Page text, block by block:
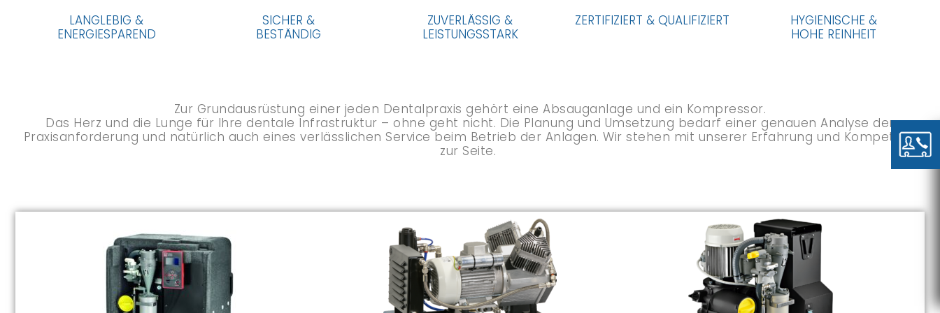
LANGLEBIG &
ENERGIESPAREND
SICHER &
BESTÄNDIG
ZUVERLÄSSIG &
LEISTUNGSSTARK
ZERTIFIZIERT & QUALIFIZIERT
HYGIENISCHE &
HOHE REINHEIT
Zur Grundausrüstung einer jeden Dentalpraxis gehört eine Absauganlage und ein Kompressor.
Das Herz und die Lunge für Ihre dentale Infrastruktur – ohne geht nicht. Die Planung und Umsetzung bedarf einer genauen Analyse der
Praxisanforderung und natürlich auch eines verlässlichen Service beim Betrieb der Anlagen. Wir stehen mit unserer Erfahrung und Kompetenz
zur Seite.